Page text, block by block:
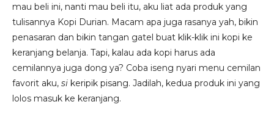
mau beli ini, nanti mau beli itu, aku liat ada produk yang
tulisannya Kopi Durian. Macam apa juga rasanya yah, bikin
penasaran dan bikin tangan gatel buat klik-klik ini kopi ke
keranjang belanja. Tapi, kalau ada kopi harus ada
cemilannya juga dong ya? Coba iseng nyari menu cemilan
favorit aku, si keripik pisang. Jadilah, kedua produk ini yang
lolos masuk ke keranjang.